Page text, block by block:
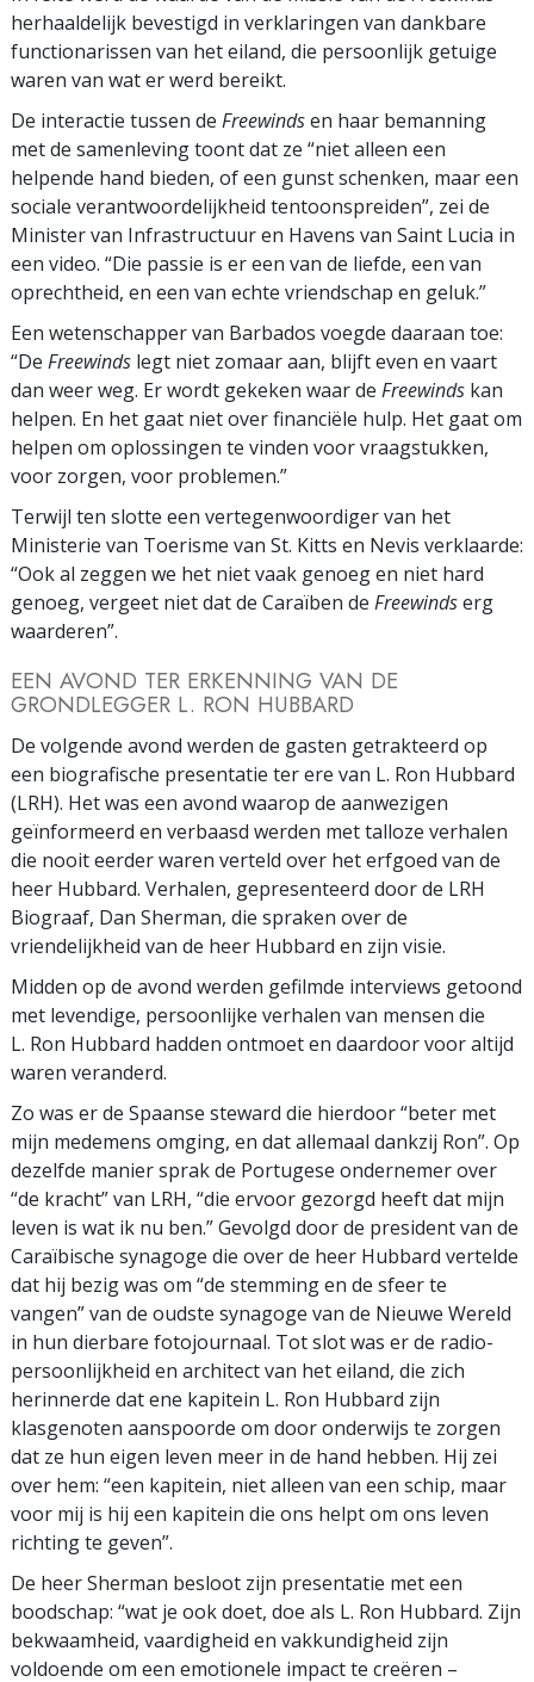
herhaaldelijk bevestigd in verklaringen van dankbare
functionarissen van het eiland, die persoonlijk getuige
waren van wat er werd bereikt.
De interactie tussen de Freewindsen haar bemanning
met de samenleving toont dat ze “niet alleen een
helpende hand bieden, of een gunst schenken, maar een
sociale verantwoordelijkheid tentoonspreiden”, zei de
Minister van Infrastructuur en Havens van Saint Lucia in
een video. “Die passie is er een van de liefde, een van
oprechtheid, en een van echte vriendschap en geluk.”
Een wetenschapper van Barbados voegde daaraan toe:
“De Freewinds legt niet zomaar aan, blijft even en vaart
dan weer weg. Er wordt gekeken waar de Freewinds kan
helpen. En het gaat niet over financiële hulp. Het gaat om
helpen om oplossingen te vinden voor vraagstukken,
voor zorgen, voor problemen.”
Terwijl ten slotte een vertegenwoordiger van het
Ministerie van Toerisme van St. Kitts en Nevis verklaarde:
“Ook al zeggen we het niet vaak genoeg en niet hard
genoeg, vergeet niet dat de Caraïben de Freewindserg
waarderen”.
EEN AVOND TER ERKENNING VAN DE
GRONDLEGGER L. RON HUBBARD
De volgende avond werden de gasten getrakteerd op
een biografische presentatie ter ere van L. Ron Hubbard
(LRH). Het was een avond waarop de aanwezigen
geïnformeerd en verbaasd werden met talloze verhalen
die nooit eerder waren verteld over het erfgoed van de
heer Hubbard. Verhalen, gepresenteerd door de LRH
Biograaf, Dan Sherman, die spraken over de
vriendelijkheid van de heer Hubbard en zijn visie.
Midden op de avond werden gefilmde interviews getoond
met levendige, persoonlijke verhalen van mensen die
L. Ron Hubbard hadden ontmoet en daardoor voor altijd
waren veranderd.
Zo was er de Spaanse steward die hierdoor “beter met
mijn medemens omging, en dat allemaal dankzij Ron”. Op
dezelfde manier sprak de Portugese ondernemer over
“de kracht” van LRH, “die ervoor gezorgd heeft dat mijn
leven is wat ik nu ben.” Gevolgd door de president van de
Caraïbische synagoge die over de heer Hubbard vertelde
dat hij bezig was om “de stemming en de sfeer te
vangen” van de oudste synagoge van de Nieuwe Wereld
in hun dierbare fotojournaal. Tot slot was er de radio-
persoonlijkheid en architect van het eiland, die zich
herinnerde dat ene kapitein L. Ron Hubbard zijn
klasgenoten aanspoorde om door onderwijs te zorgen
dat ze hun eigen leven meer in de hand hebben. Hij zei
over hem: “een kapitein, niet alleen van een schip, maar
voor mij is hij een kapitein die ons helpt om ons leven
richting te geven”.
De heer Sherman besloot zijn presentatie met een
boodschap: “wat je ook doet, doe als L. Ron Hubbard. Zijn
bekwaamheid, vaardigheid en vakkundigheid zijn
voldoende om een emotionele impact te creëren –